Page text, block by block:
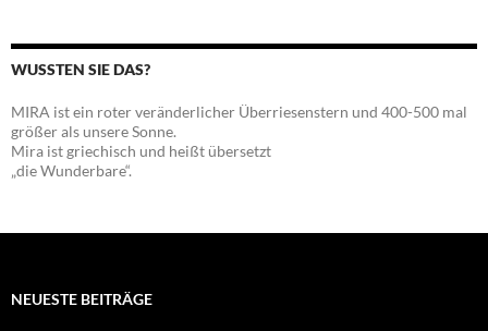
WUSSTEN SIE DAS?
MIRA ist ein roter veränderlicher Überriesenstern und 400-500 mal
größer als unsere Sonne.
Mira ist griechisch und heißt übersetzt
„die Wunderbare“.
NEUESTE BEITRÄGE